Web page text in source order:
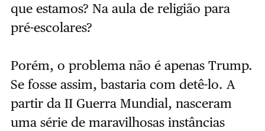
que estamos? Na aula de religião para
pré-escolares?
Porém, o problema não é apenas Trump.
Se fosse assim, bastaria com detê-lo. A
partir da II Guerra Mundial, nasceram
uma série de maravilhosas instâncias